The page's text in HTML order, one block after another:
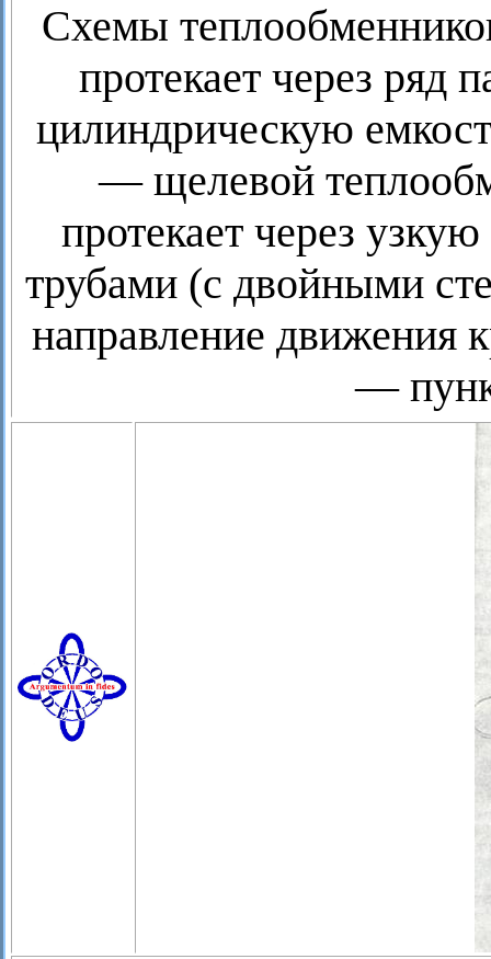
Схемы
протекает через ряд
цилиндрическую
— щелевой
протекает через
трубами (с двойными
направление движения
—